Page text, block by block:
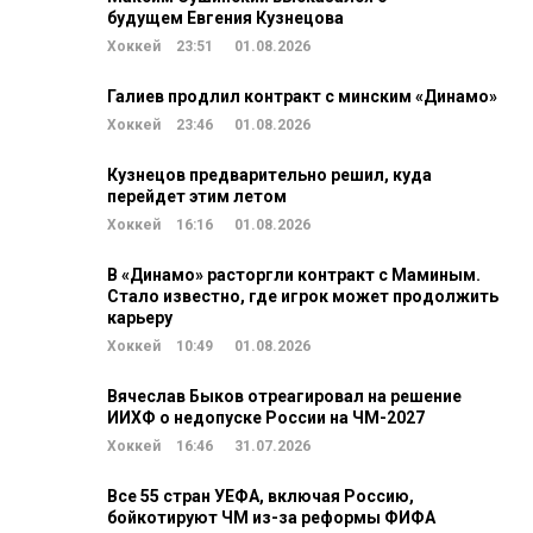
будущем Евгения Кузнецова
Хоккей 23:51 01.08.2026
Галиев продлил контракт с минским «Динамо»
Хоккей 23:46 01.08.2026
Кузнецов предварительно решил, куда
перейдет этим летом
Хоккей 16:16 01.08.2026
В «Динамо» расторгли контракт с Маминым.
Стало известно, где игрок может продолжить
карьеру
Хоккей 10:49 01.08.2026
Вячеслав Быков отреагировал на решение
ИИХФ о недопуске России на ЧМ-2027
Хоккей 16:46 31.07.2026
Все 55 стран УЕФА, включая Россию,
бойкотируют ЧМ из-за реформы ФИФА